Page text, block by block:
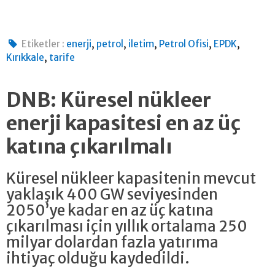
Etiketler : enerji, petrol , iletim, Petrol Ofisi, EPDK,
Kırıkkale, tarife
DNB: Küresel nükleer
enerji kapasitesi en az üç
katına çıkarılmalı
Küresel nükleer kapasitenin mevcut
yaklaşık 400 GW seviyesinden
2050’ye kadar en az üç katına
çıkarılması için yıllık ortalama 250
milyar dolardan fazla yatırıma
ihtiyaç olduğu kaydedildi.